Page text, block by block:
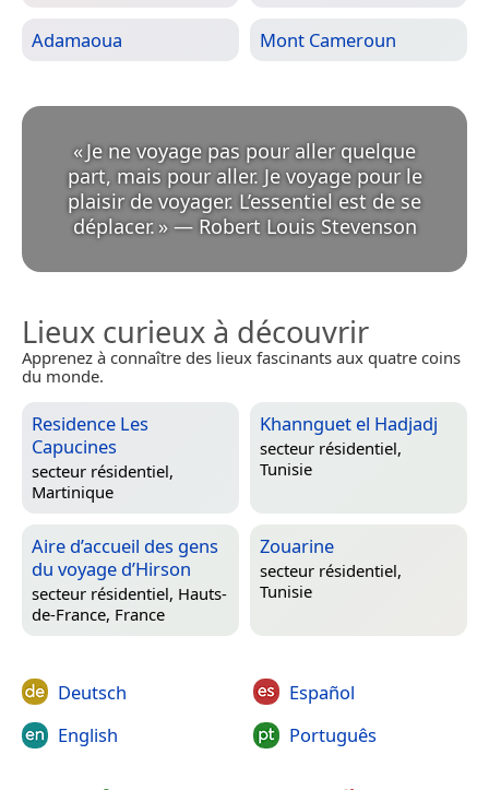
Adamaoua Mont Cameroun
«Je ne voyage pas pour aller quelque
part, mais pour aller. Je voyage pour le
plaisir de voyager. L’essentiel est de se
déplacer. » — Robert Louis Stevenson
Lieux curieux à découvrir
Apprenez à connaître des lieux fascinants aux quatre coins
du monde.
Residence Les
Capucines
secteur résidentiel,
Martinique
Khannguet el Hadjadj
secteur résidentiel,
Tunisie
Aire d’accueil des gens
du voyage d’Hirson
secteur résidentiel, Hauts-
de-France, France
Zouarine
secteur résidentiel,
Tunisie
Deutsch
English
Español
Português